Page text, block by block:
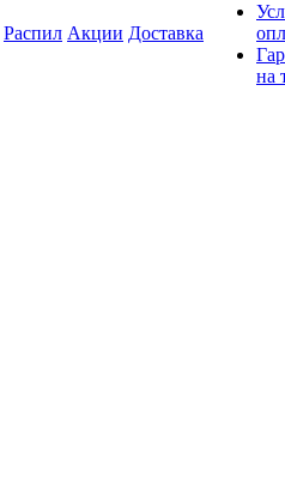
Распил Акции Доставка
на